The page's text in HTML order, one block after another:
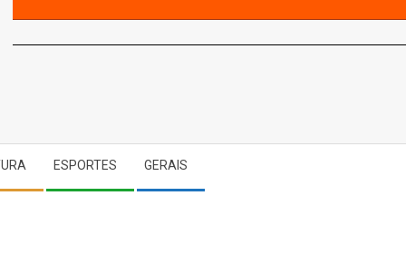
ESPORTES GERAIS